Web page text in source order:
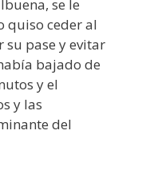
se le
quiso ceder al
pase y evitar
bajado de
y el
y las
del